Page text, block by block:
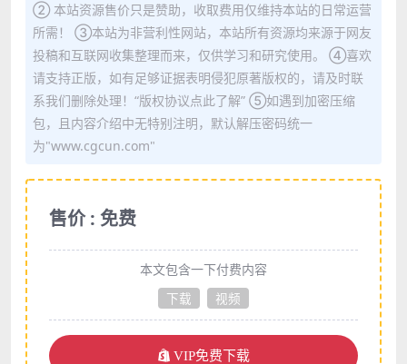
② 本站资源售价只是赞助，收取费用仅维持本站的日常运营
所需！ ③本站为非营利性网站，本站所有资源均来源于网友
投稿和互联网收集整理而来，仅供学习和研究使用。 ④喜欢
请支持正版，如有足够证据表明侵犯原著版权的，请及时联
系我们删除处理！“版权协议点此了解” ⑤如遇到加密压缩
包，且内容介绍中无特别注明，默认解压密码统一
为"www.cgcun.com"
售价 : 免费
本文包含一下付费内容
下载
视频
VIP免费下载